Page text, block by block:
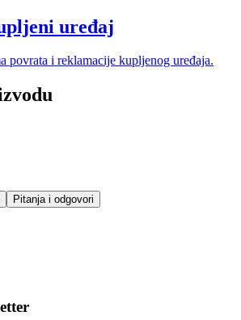
uređaj
povrata i reklamacije kupljenog uređaja.
Pitanja i odgovori